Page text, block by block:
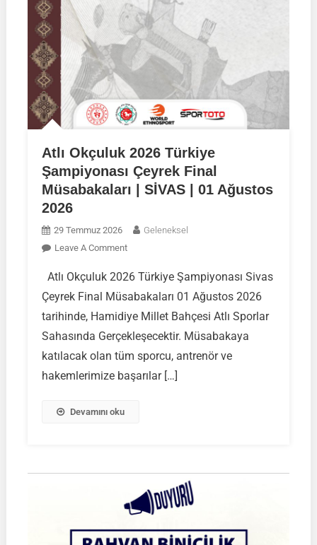
Atlı Okçuluk 2026 Türkiye
Şampiyonası Çeyrek Final
Müsabakaları | SİVAS | 01 Ağustos
2026
29 Temmuz 2026
Geleneksel
Leave A CommentOn
Okçuluk
2026
Türkiye
Çeyrek
Final
Müsabakaları
2026
Atlı Okçuluk 2026 Türkiye Şampiyonası Sivas
Çeyrek Final Müsabakaları 01 Ağustos 2026
tarihinde, Hamidiye Millet Bahçesi Atlı Sporlar
Sahasında Gerçekleşecektir. Müsabakaya
katılacak olan tüm sporcu, antrenör ve
hakemlerimize başarılar […]
Devamını oku